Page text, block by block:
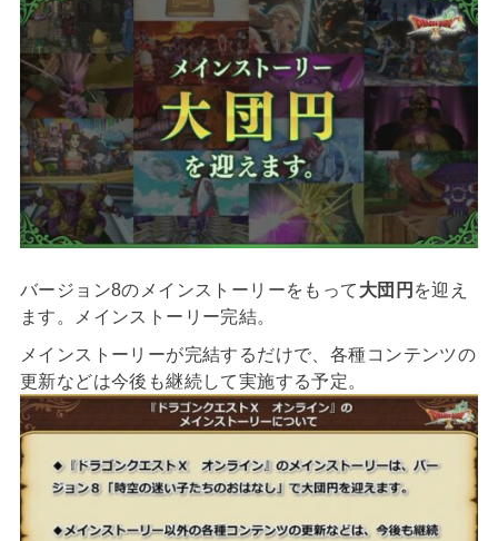
バージョン8のメインストーリーをもって 大団円 を迎え
ます。メインストーリー完結。
メインストーリーが完結するだけで、各種コンテンツの
更新などは今後も継続して実施する予定。